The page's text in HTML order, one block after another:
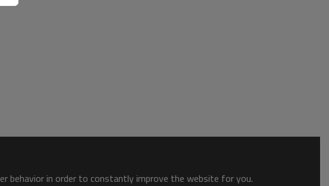
behavior in order to constantly improve the website for you.